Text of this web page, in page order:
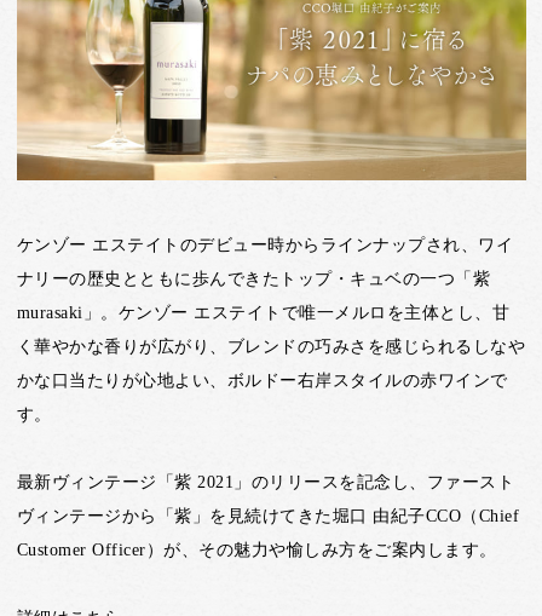
ケンゾー エステイトのデビュー時からラインナップされ、ワイ
ナリーの歴史とともに歩んできたトップ・キュベの一つ「紫
murasaki」。ケンゾー エステイトで唯一メルロを主体とし、甘
く華やかな香りが広がり、ブレンドの巧みさを感じられるしなや
かな口当たりが心地よい、ボルドー右岸スタイルの赤ワインで
す。
最新ヴィンテージ「紫 2021」のリリースを記念し、ファースト
ヴィンテージから「紫」を見続けてきた堀口 由紀子CCO（Chief
Customer Officer）が、その魅力や愉しみ方をご案内します。